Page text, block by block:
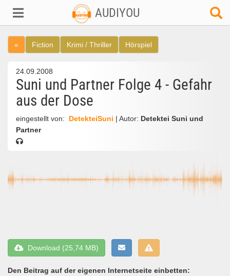
AUDIYOU
« Fiction Krimi / Thriller Hörspiel
24.09.2008
Suni und Partner Folge 4 - Gefahr
aus der Dose
eingestellt von: DetekteiSuni | Autor: Detektei Suni und
Partner
Download (25,74 MB)
Den Beitrag auf der eigenen Internetseite einbetten: